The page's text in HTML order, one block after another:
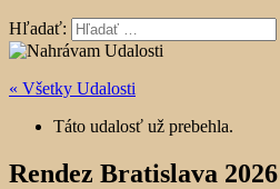
Hľadať:
« Všetky Udalosti
Táto udalosť už prebehla.
Rendez Bratislava 2026